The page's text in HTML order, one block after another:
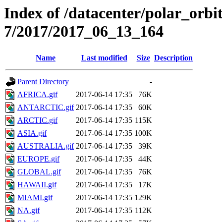
Index of /datacenter/
7/2017/2017_06_13_164
Name Last modified Size Description
Parent Directory
-
AFRICA.gif
2017-06-14 17:35
76K
ANTARCTIC.gif 2017-06-14 17:35
60K
ARCTIC.gif
2017-06-14 17:35 115K
ASIA.gif
2017-06-14 17:35 100K
AUSTRALIA.gif 2017-06-14 17:35
39K
EUROPE.gif
2017-06-14 17:35
44K
GLOBAL.gif
2017-06-14 17:35
76K
HAWAII.gif
2017-06-14 17:35
17K
MIAMI.gif
2017-06-14 17:35 129K
NA.gif
2017-06-14 17:35 112K